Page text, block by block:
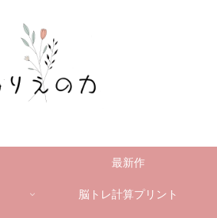
最新作
脳トレ計算プリント